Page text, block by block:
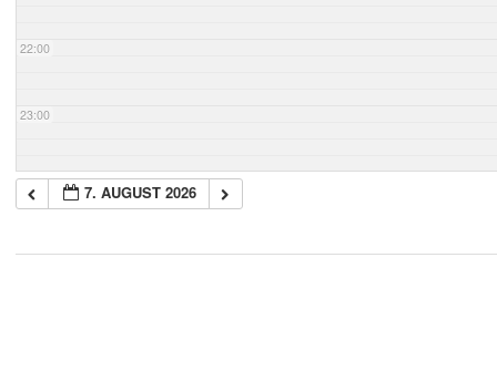
22:00
23:00
7. AUGUST 2026